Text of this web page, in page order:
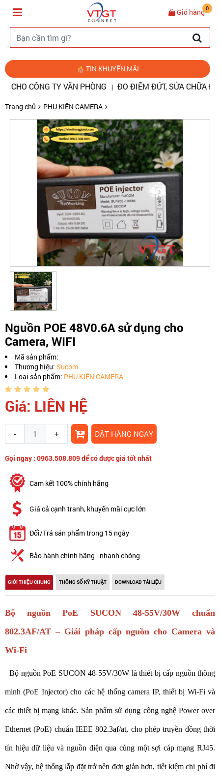
Giỏ hàng0
TIN KHUYẾN MÃI
TY VĂN PHÒNG |ĐO ĐIỂM ĐỨT, SỬA CHỮA ĐƯỜNG
Trang chủ PHỤ KIỆN CAMERA
Nguồn POE 48V0.6A sử dụng cho
Camera, WIFI
Mã sản phẩm:
Thương hiệu: Sucom
Loại sản phẩm: PHỤ KIỆN CAMERA
Giá: LIÊN HỆ
- + ĐẶT HÀNG NGAY
Gọi ngay : 0963.508.809 để có được giá tốt nhất
Cam kết 100% chính hãng
Giá cả cạnh tranh, khuyến mãi cực lớn
Đổi/Trả sản phẩm trong 15 ngày
Bảo hành chính hãng - nhanh chóng
GIỚI THIỆU CHUNG THÔNG SỐ KỸ THUẬT DOWNLOAD TÀI LIỆU
Bộ nguồn PoE SUCON 48-55V/30W chuẩn
802.3AF/AT – Giải pháp cấp nguồn cho Camera và
Wi-Fi
Bộ nguồn PoE SUCON 48-55V/30W là thiết bị cấp nguồn thông
minh (PoE Injector) cho các hệ thống camera IP, thiết bị Wi-Fi và
các thiết bị mạng khác. Sản phẩm sử dụng công nghệ Power over
Ethernet (PoE) chuẩn IEEE 802.3af/at, cho phép truyền đồng thời
tín hiệu dữ liệu và nguồn điện qua cùng một sợi cáp mạng RJ45.
Nhờ vậy, hệ thống lắp đặt trở nên đơn giản hơn, tiết kiệm chi phí đi